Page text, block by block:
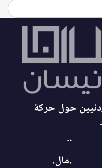
حول حركة
..
.مال.